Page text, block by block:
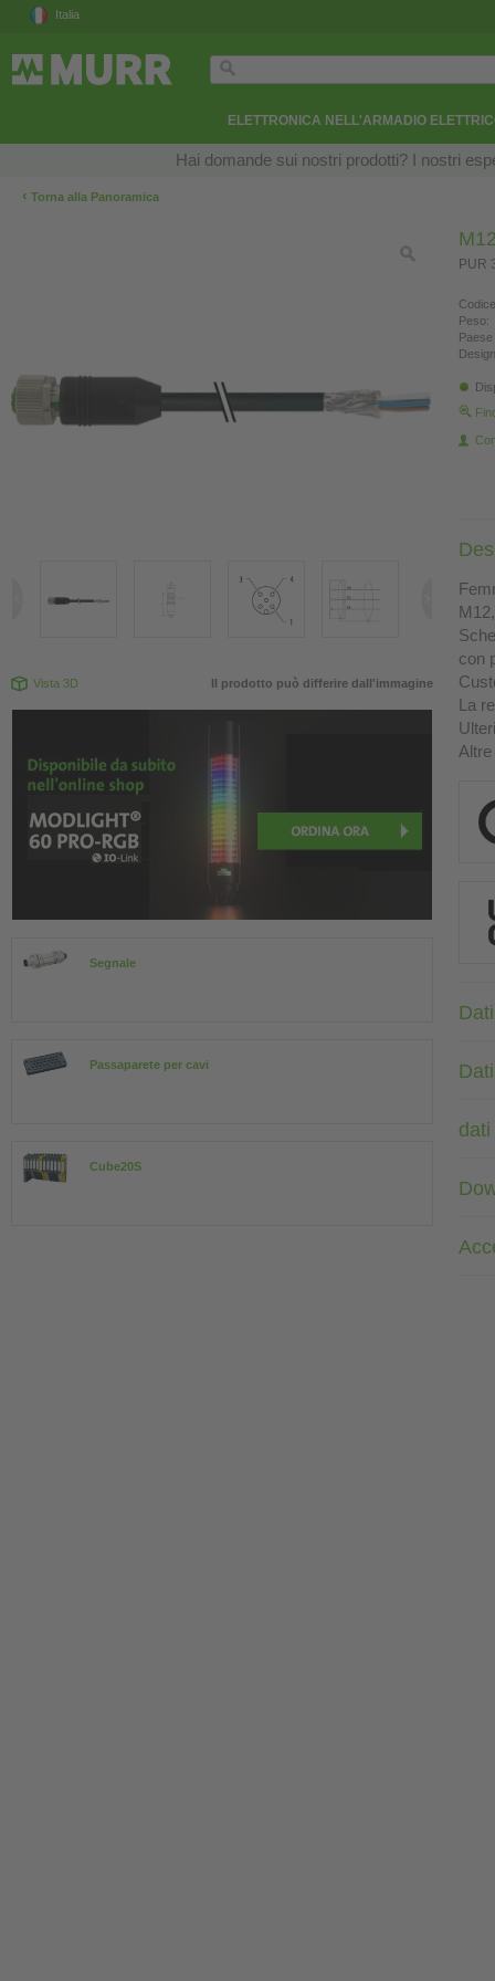
Italia
ELETTRONICA NELL'ARMADIO
Hai domande sui nostri prodotti? I nostri
‹ Torna alla Panoramica
Vista 3D Il prodotto può differire dall'immagine
Segnale
Passaparete per cavi
Cube20S
PUR
Peso:
con
La